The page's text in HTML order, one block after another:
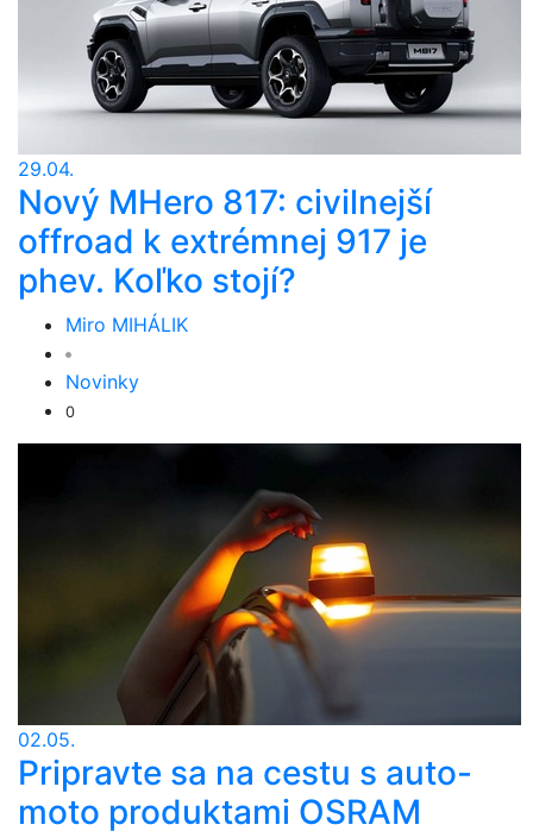
29.04.
Nový MHero 817: civilnejší
offroad k extrémnej 917 je
phev. Koľko stojí?
Miro MIHÁLIK
Novinky
0
02.05.
Pripravte sa na cestu s auto-
moto produktami OSRAM